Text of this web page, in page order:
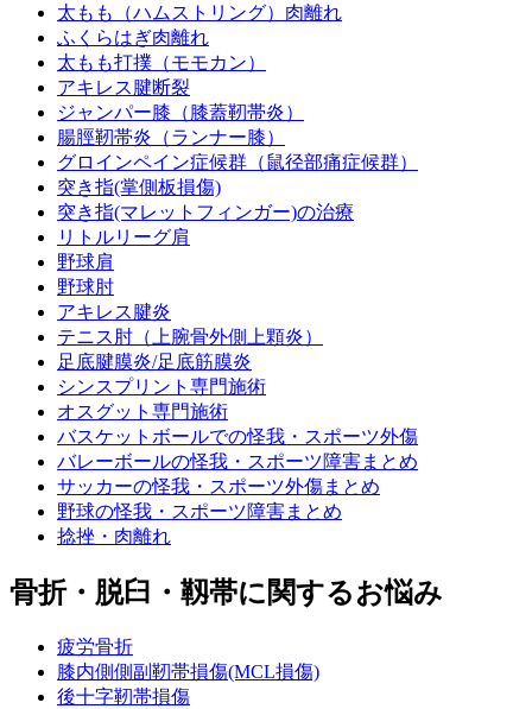
太もも（ハムストリング）肉離れ
ふくらはぎ肉離れ
太もも打撲（モモカン）
アキレス腱断裂
ジャンパー膝（膝蓋靭帯炎）
腸脛靭帯炎（ランナー膝）
グロインペイン症候群（鼠径部痛症候群）
突き指(掌側板損傷)
突き指(マレットフィンガー)の治療
リトルリーグ肩
野球肩
野球肘
アキレス腱炎
テニス肘（上腕骨外側上顆炎）
足底腱膜炎/足底筋膜炎
シンスプリント専門施術
オスグット専門施術
バスケットボールでの怪我・スポーツ外傷
バレーボールの怪我・スポーツ障害まとめ
サッカーの怪我・スポーツ外傷まとめ
野球の怪我・スポーツ障害まとめ
捻挫・肉離れ
骨折・脱臼・靱帯に関するお悩み
疲労骨折
膝内側側副靭帯損傷(MCL損傷)
後十字靭帯損傷